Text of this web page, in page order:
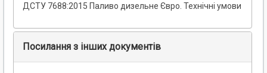
ДСТУ 7688:2015 Паливо дизельне Євро. Технічні умови
Посилання з інших документів